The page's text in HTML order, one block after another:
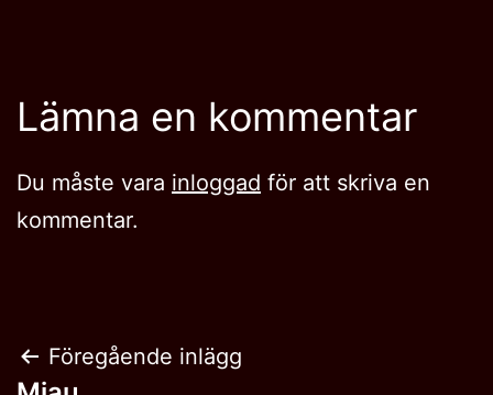
Lämna en kommentar
Du måste vara inloggad för att skriva en
kommentar.
Inläggsnavigering
Föregående inlägg